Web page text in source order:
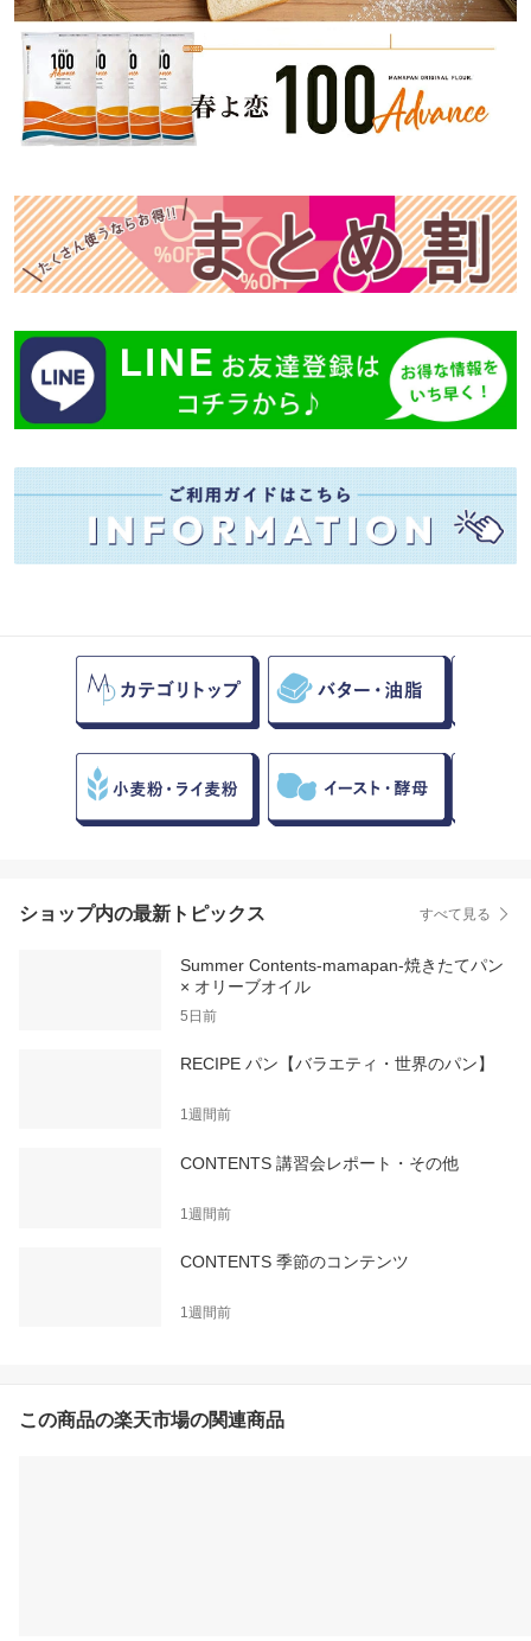
ショップ内の最新トピックス すべて見る
Summer Contents-mamapan-焼きたてパン
× オリーブオイル
5日前
RECIPE パン【バラエティ・世界のパン】
1週間前
CONTENTS 講習会レポート・その他
1週間前
CONTENTS 季節のコンテンツ
1週間前
この商品の楽天市場の関連商品